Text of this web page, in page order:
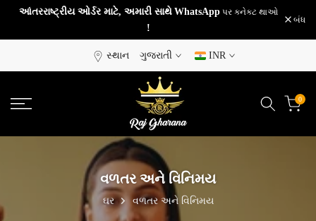
સામગ્રી
આંતરરાષ્ટ્રીય ઓર્ડર માટે, અમારી સાથે WhatsAppપર કનેક્ટ થાઓ
!
બંધ
સ્થાન ગુજરાતી INR
0
વળતર અને વિનિમય
ઘર વળતર અને વિનિમય